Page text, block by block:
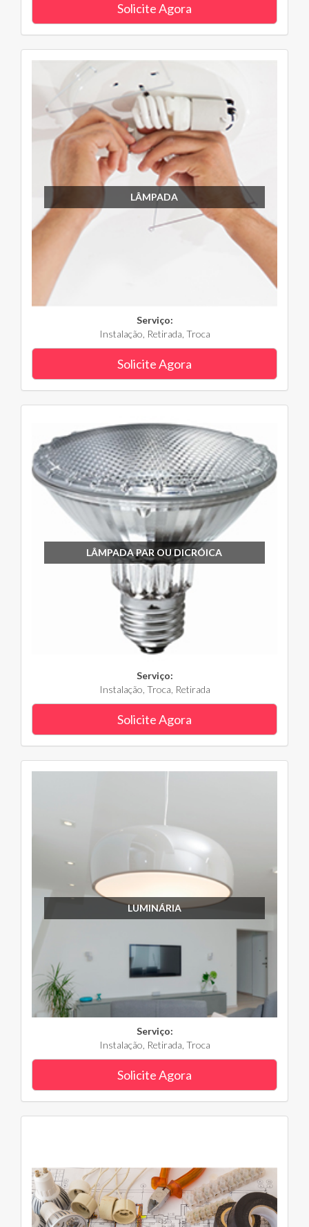
Solicite Agora
LÂMPADA
Serviço:
Instalação, Retirada, Troca
Solicite Agora
LÂMPADA PAR OU DICRÓICA
Serviço:
Instalação, Troca, Retirada
Solicite Agora
LUMINÁRIA
Serviço:
Instalação, Retirada, Troca
Solicite Agora